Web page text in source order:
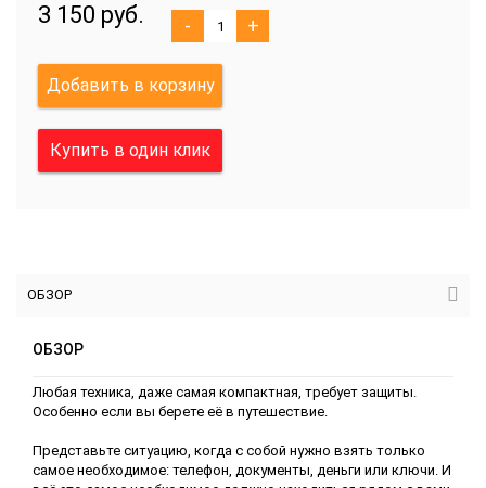
3 150 руб. - +
Добавить в корзину
Купить в один клик
ОБЗОР
ОБЗОР
Любая техника, даже самая компактная, требует защиты.
Особенно если вы берете её в путешествие.
Представьте ситуацию, когда с собой нужно взять только
самое необходимое: телефон, документы, деньги или ключи. И